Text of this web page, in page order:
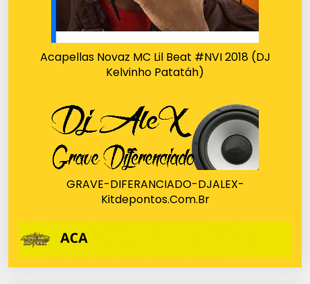
Acapellas Novaz MC Lil Beat #NVI 2018 (DJ
Kelvinho Patatáh)
GRAVE-DIFERANCIADO-DJALEX-
Kitdepontos.Com.Br